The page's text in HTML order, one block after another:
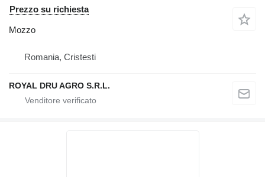
Prezzo su richiesta
Mozzo
Romania, Cristesti
ROYAL DRU AGRO S.R.L.